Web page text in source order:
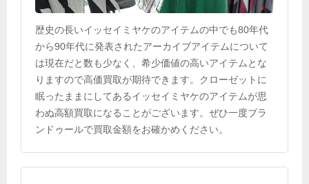
歴史の長いイッセイミヤケのアイテムの中でも80年代
から90年代に発表されたアーカイブアイテムについて
は現在だと数も少なく、希少価値の高いアイテムとな
りますので高価買取が期待できます。クローゼットに
眠ったままにしてあるイッセイミヤケのアイテムが思
わぬ高額買取になることがございます。ぜひ一度ブラ
ンドゥールで買取金額をお確かめください。